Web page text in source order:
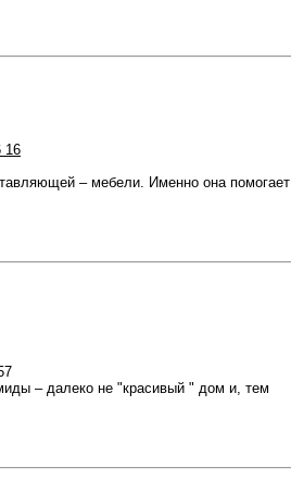
16
– мебели. Именно она помогает
– далеко не "красивый " дом и, тем